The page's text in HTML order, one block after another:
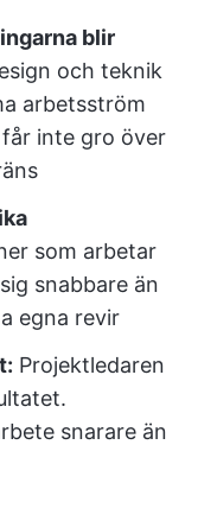
blir
och teknik
arbetsström
inte gro över
som arbetar
snabbare än
egna revir
Projektledaren
snarare än